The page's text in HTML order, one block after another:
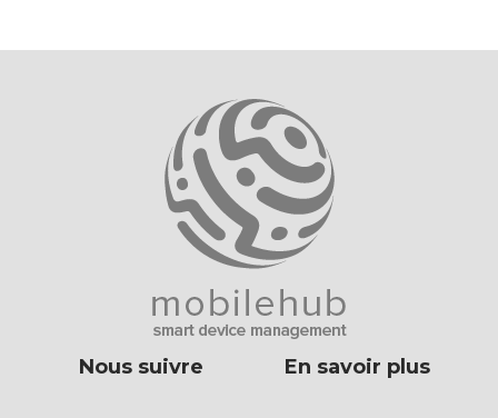
Nous suivre En savoir plus